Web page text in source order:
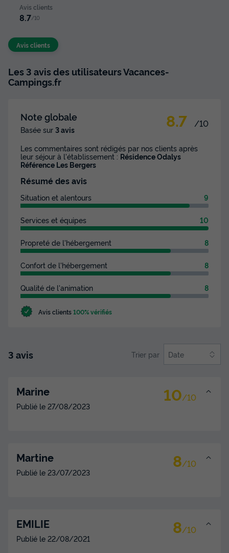
Avis clients
8.7/10
Avis clients
Les 3 avis des utilisateurs Vacances-
Campings.fr
Note globale
Basée sur 3 avis 8.7 /10
Les commentaires sont rédigés par nos clients après
leur séjour à l'établissement : Résidence Odalys
Référence Les Bergers
Résumé des avis
Situation et alentours 9
Services et équipes 10
Propreté de l'hébergement 8
Confort de l'hébergement 8
Qualité de l'animation 8
Avis clients100% vérifiés
3 avis Trier par Date
Marine 10/10
Publié le 27/08/2023
Martine 8/10
Publié le 23/07/2023
EMILIE 8/10
Publié le 22/08/2021